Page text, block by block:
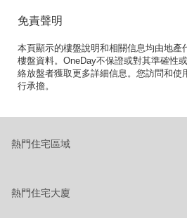
免責聲明
本頁顯示的樓盤說明和相關信息均由地產
樓盤資料。OneDay不保證或對其準確性
絡放盤者獲取更多詳細信息。您訪問和使
行承擔。
熱門住宅區域
熱門住宅大廈